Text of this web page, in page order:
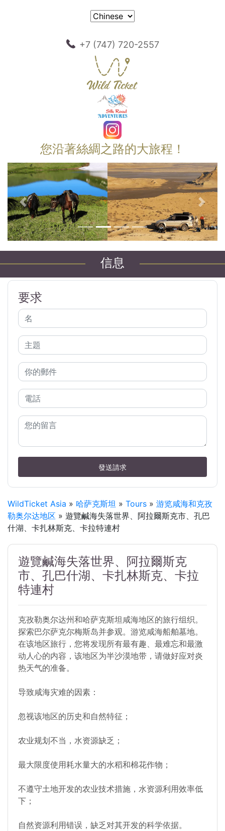
+7 (747) 720-2557
您沿著絲綢之路的大旅程！
以前的 下一個
信息
要求
發送請求
WildTicket Asia » 哈萨克斯坦 » Tours » 游览咸海和克孜
勒奥尔达地区 » 遊覽鹹海失落世界、阿拉爾斯克市、孔巴
什湖、卡扎林斯克、卡拉特連村
遊覽鹹海失落世界、阿拉爾斯克
市、孔巴什湖、卡扎林斯克、卡拉
特連村
克孜勒奥尔达州和哈萨克斯坦咸海地区的旅行组织。
探索巴尔萨克尔梅斯岛并参观。游览咸海船舶墓地。
在该地区旅行，您将发现所有最有趣、最难忘和最激
动人心的内容，该地区为半沙漠地带，请做好应对炎
热天气的准备。
导致咸海灾难的因素：
忽视该地区的历史和自然特征；
农业规划不当，水资源缺乏；
最大限度使用耗水量大的水稻和棉花作物；
不遵守土地开发的农业技术措施，水资源利用效率低
下；
自然资源利用错误，缺乏对其开发的科学依据。